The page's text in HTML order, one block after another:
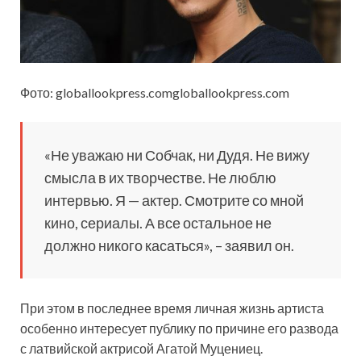
Фото: globallookpress.comgloballookpress.com
«Не уважаю ни Собчак, ни Дудя. Не вижу
смысла в их творчестве. Не люблю
интервью. Я — актер. Смотрите со мной
кино, сериалы. А все остальное не
должно никого касаться», – заявил он.
При этом в последнее время личная жизнь артиста
особенно интересует публику по причине его развода
с латвийской актрисой Агатой Муцениец.